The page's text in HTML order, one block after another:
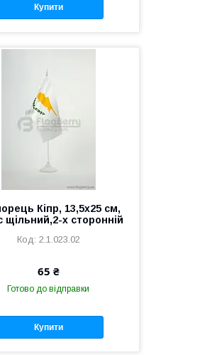
Купити
Кіпр, 13,5х25 см,
щільний,2-х сторонній
2.1.023.02
65 ₴
Готово до відправки
Купити